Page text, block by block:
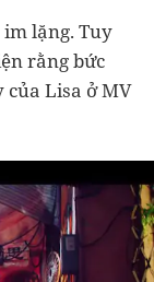
lặng. Tuy
rằng bức
Lisa ở MV